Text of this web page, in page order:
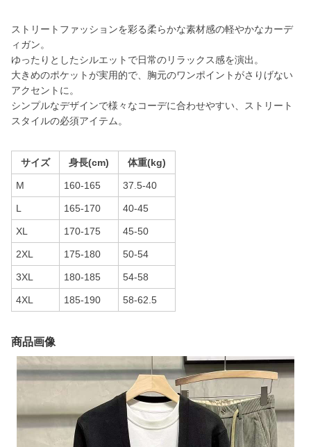
ストリートファッションを彩る柔らかな素材感の軽やかなカーデ
ィガン。
ゆったりとしたシルエットで日常のリラックス感を演出。
大きめのポケットが実用的で、胸元のワンポイントがさりげない
アクセントに。
シンプルなデザインで様々なコーデに合わせやすい、ストリート
スタイルの必須アイテム。
サイズ 身長(cm) 体重(kg)
M 160-165 37.5-40
L 165-170 40-45
XL 170-175 45-50
2XL 175-180 50-54
3XL 180-185 54-58
4XL 185-190 58-62.5
商品画像